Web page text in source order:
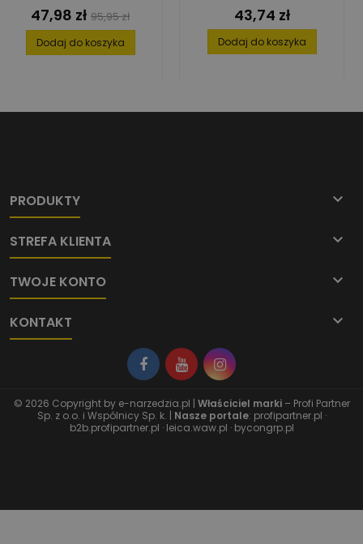
Cena
47,98 zł Cena
podstawowa
95,95 zł
Dodaj do koszyka
Cena
43,74 zł
Dodaj do koszyka
PRODUKTY 
STREFA KLIENTA 
TWOJE KONTO 
KONTAKT 
© 2026 Copyright by e-narzedzia.pl | Właściciel marki– Profi Partner
Sp. z o.o. i Wspólnicy Sp. k. | Nasze portale: profipartner.pl ·
b2b.profipartner.pl · leica.waw.pl · bycongrp.pl